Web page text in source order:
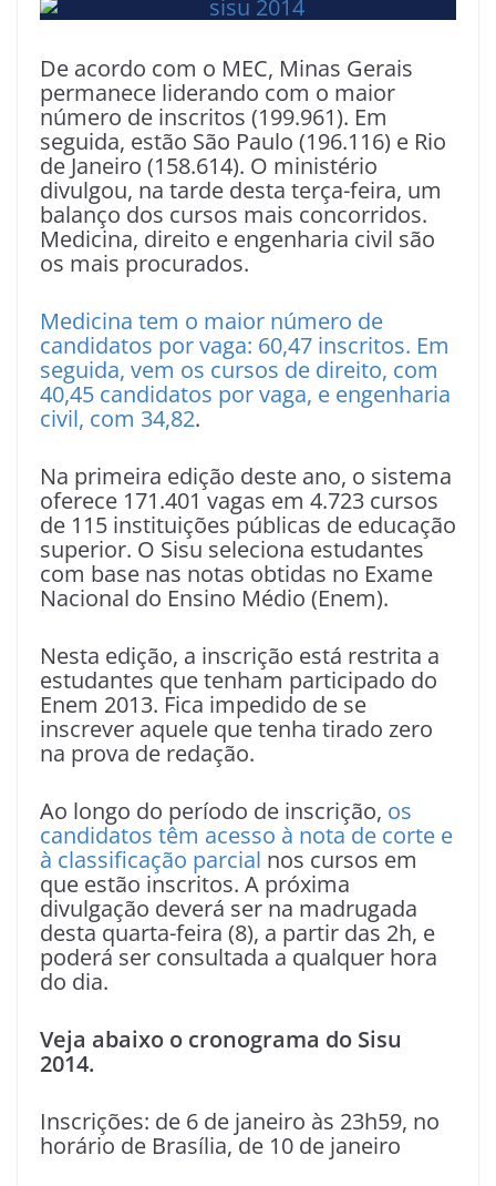
De acordo com o MEC, Minas Gerais
permanece liderando com o maior
número de inscritos (199.961). Em
seguida, estão São Paulo (196.116) e Rio
de Janeiro (158.614). O ministério
divulgou, na tarde desta terça-feira, um
balanço dos cursos mais concorridos.
Medicina, direito e engenharia civil são
os mais procurados.
Medicina tem o maior número de
candidatos por vaga: 60,47 inscritos. Em
seguida, vem os cursos de direito, com
40,45 candidatos por vaga, e engenharia
civil, com 34,82.
Na primeira edição deste ano, o sistema
oferece 171.401 vagas em 4.723 cursos
de 115 instituições públicas de educação
superior. O Sisu seleciona estudantes
com base nas notas obtidas no Exame
Nacional do Ensino Médio (Enem).
Nesta edição, a inscrição está restrita a
estudantes que tenham participado do
Enem 2013. Fica impedido de se
inscrever aquele que tenha tirado zero
na prova de redação.
Ao longo do período de inscrição, os
candidatos têm acesso à nota de corte e
à classificação parcial nos cursos em
que estão inscritos. A próxima
divulgação deverá ser na madrugada
desta quarta-feira (8), a partir das 2h, e
poderá ser consultada a qualquer hora
do dia.
Veja abaixo o cronograma do Sisu
2014.
Inscrições: de 6 de janeiro às 23h59, no
horário de Brasília, de 10 de janeiro